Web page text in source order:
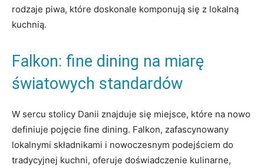
rodzaje piwa, które doskonale‌ komponują się z lokalną
kuchnią.
Falkon: fine dining na miarę
światowych ⁢standardów
W ‍sercu stolicy Danii znajduje się miejsce, które na nowo
definiuje pojęcie⁣ fine dining. Falkon, zafascynowany
lokalnymi⁣ składnikami i nowoczesnym podejściem do
tradycyjnej kuchni, oferuje doświadczenie ‍kulinarne,